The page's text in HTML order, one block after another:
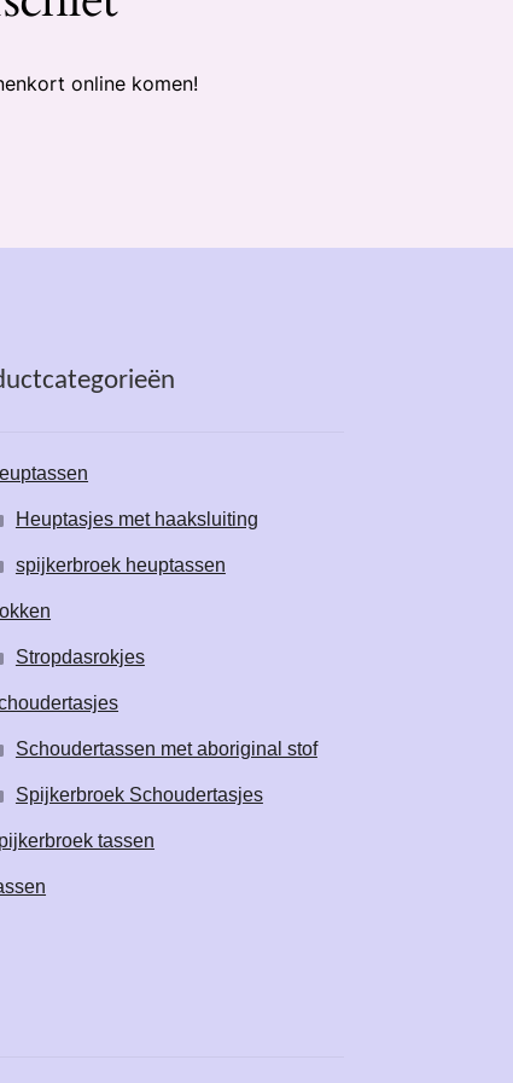
online komen!
Heuptasjes met haaksluiting
spijkerbroek heuptassen
Stropdasrokjes
Schoudertassen met aboriginal stof
Spijkerbroek Schoudertasjes
tassen